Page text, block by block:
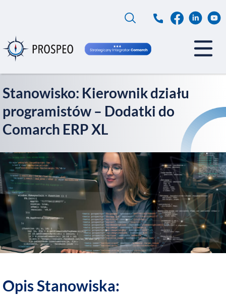
Stanowisko: Kierownik działu
programistów – Dodatki do
Comarch ERP XL
Opis Stanowiska: